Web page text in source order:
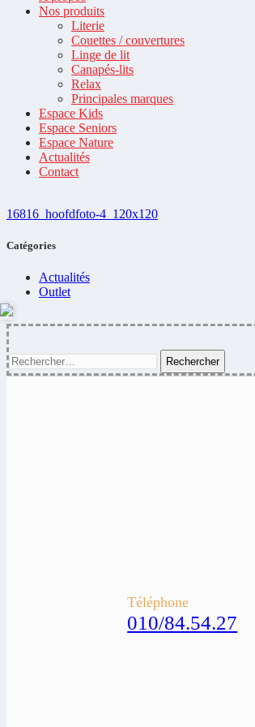
Nos produits
Literie
Couettes / couvertures
Linge de lit
Canapés-lits
Relax
Principales marques
Espace Kids
Espace Seniors
Espace Nature
Actualités
Contact
16816_hoofdfoto-4_120x120
Catégories
Actualités
Outlet
Rechercher :
Téléphone
010/84.54.27